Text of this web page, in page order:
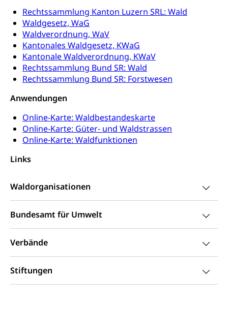
Rechtssammlung Kanton Luzern SRL: Wald
Waldgesetz, WaG
Waldverordnung, WaV
Kantonales Waldgesetz, KWaG
Kantonale Waldverordnung, KWaV
Rechtssammlung Bund SR: Wald
Rechtssammlung Bund SR: Forstwesen
Anwendungen
Online-Karte: Waldbestandeskarte
Online-Karte: Güter- und Waldstrassen
Online-Karte: Waldfunktionen
Links
Waldorganisationen
Bundesamt für Umwelt
Verbände
Stiftungen
Olympiateam Kanton Luzern
Offene Sporthallen
Gesundheitsförderung
Jugend+Sport
Freiwilliger Schulsport
Tiere
Haustiere, Heimtiere, Wildtiere, Veterinärmedizin,
Tiermedizin, Tierarzt, Tierschutz, Jagd, Fischerei,
Viehzucht
Tierschutz
Hobbytierhaltung und Bienen
Wildtiere
Halten von Wildtieren
Todesfall
Bestattung, Beerdigung, Testament, Erbrecht,
Zivilstandsamt, Erben, Erbenliste
Ärztliche Todesbescheinigung
Sicherheit
Militär, Militärdienst, Militärdienstpflicht,
Wehrpflichtersatz, Wehrpflichtersatzabgabe
Schweizer Armee
Erwerbsausfallentschädigung (WAS Luzern)
Bevölkerungsschutz
Katastrophenschutz, Katastrophenhilfe, Polizei,
Feuerwehr, Gesundheitswesen, technische Betriebe,
Alarmierung, Sirenentest